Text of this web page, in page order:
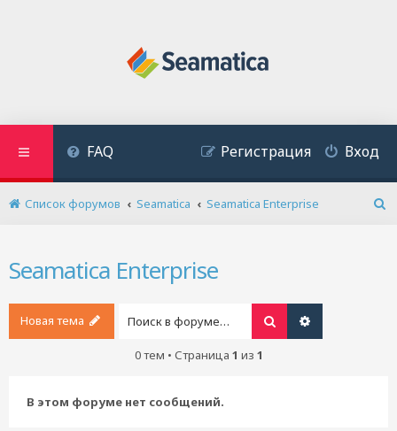
FAQ Вход
Регистрация
Список форумов Seamatica
Seamatica Enterprise
Seamatica Enterprise
Новая тема Поиск
0 тем • Страница 1 из 1
В этом форуме нет сообщений.